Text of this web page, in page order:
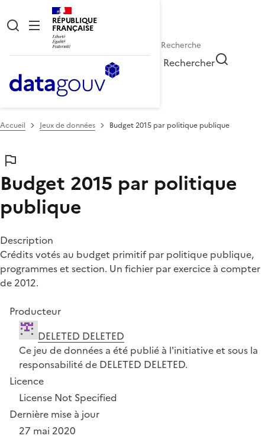
RÉPUBLIQUE
FRANÇAISE
Rechercher
Accueil Jeux de données Budget 2015 par politique publique
Budget 2015 par politique
publique
Description
Crédits votés au budget primitif par politique publique,
programmes et section. Un fichier par exercice à compter
de 2012.
Producteur
DELETED DELETED
Ce jeu de données a été publié à l'initiative et sous la
responsabilité de DELETED DELETED.
Licence
License Not Specified
Dernière mise à jour
27 mai 2020